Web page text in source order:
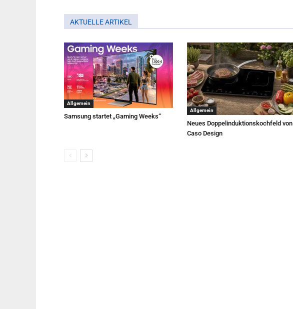
AKTUELLE ARTIKEL
Allgemein
Samsung startet „Gaming Weeks“
Allgemein
Neues Doppelinduktionskochfeld von
Caso Design